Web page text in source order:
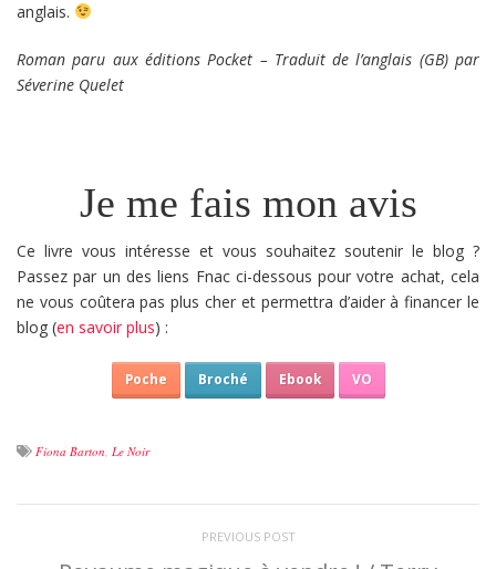
anglais.
Roman paru aux éditions Pocket – Traduit de l’anglais (GB) par
Séverine Quelet
Je me fais mon avis
Ce livre vous intéresse et vous souhaitez soutenir le blog ?
Passez par un des liens Fnac ci-dessous pour votre achat, cela
ne vous coûtera pas plus cher et permettra d’aider à financer le
blog (en savoir plus) :
Poche Broché Ebook VO
Fiona Barton, Le Noir
PREVIOUS POST